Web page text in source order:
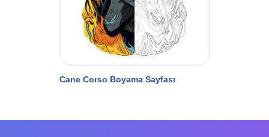
Cane Corso Boyama Sayfası